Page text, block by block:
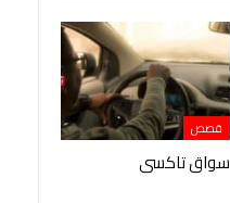
قصص
سواق تاكسى